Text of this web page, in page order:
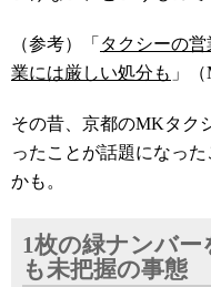
（参考）「 タクシーの
業には厳しい処分も 」
その昔、京都のMKタク
ったことが話題になっ
かも。
1枚の緑ナンバー
も未把握の事態